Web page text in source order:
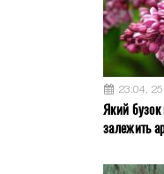
23:04, 25
Який бузок
залежить